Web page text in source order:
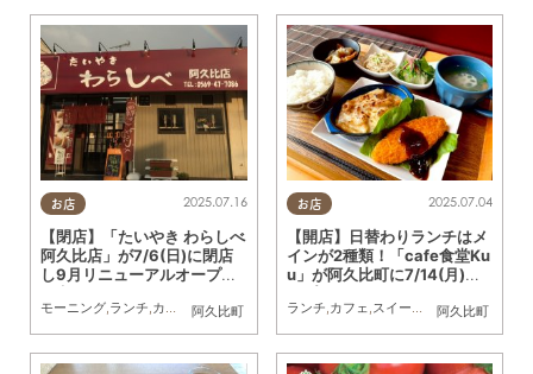
お店
阿久比町
2025.07.16
【閉店】「たいやき わらしべ
阿久比店」が7/6(日)に閉店
し9月リニューアルオープン
モーニング,ランチ,カフェ ,スイーツ
お店
阿久比町
2025.07.04
【開店】日替わりランチはメ
インが2種類！「cafe食堂Ku
u」が阿久比町に7/14(月)オ
ランチ,カフェ,スイーツ 開店,おひとりさ